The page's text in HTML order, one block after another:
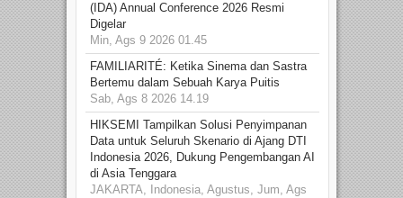
(IDA) Annual Conference 2026 Resmi
Digelar
Min, Ags 9 2026 01.45
FAMILIARITÉ: Ketika Sinema dan Sastra
Bertemu dalam Sebuah Karya Puitis
Sab, Ags 8 2026 14.19
HIKSEMI Tampilkan Solusi Penyimpanan
Data untuk Seluruh Skenario di Ajang DTI
Indonesia 2026, Dukung Pengembangan AI
di Asia Tenggara
JAKARTA, Indonesia, Agustus, Jum, Ags